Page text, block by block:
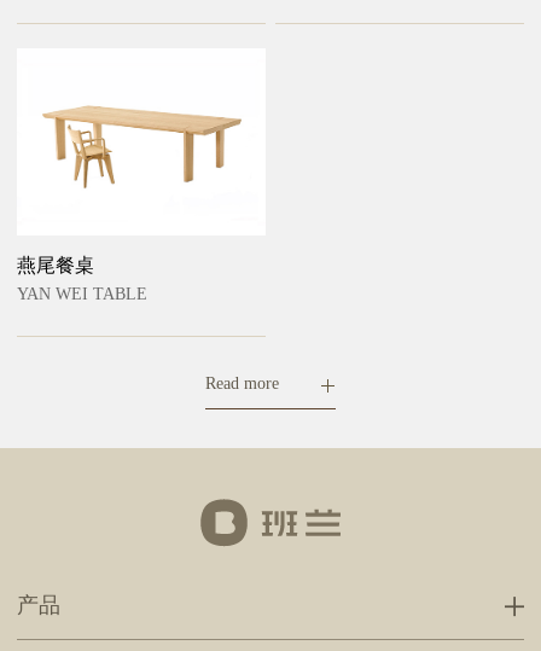
燕尾餐桌
YAN WEI TABLE
Read more
产品